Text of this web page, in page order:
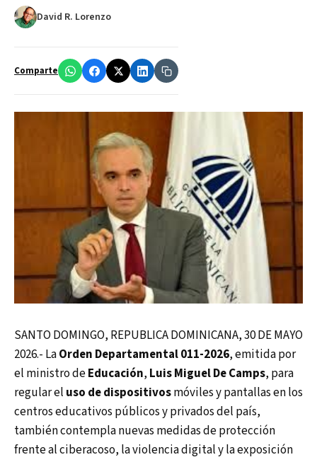
David R. Lorenzo
Comparte
SANTO DOMINGO, REPUBLICA DOMINICANA, 30 DE MAYO
2026.- LaOrden Departamental 011-2026, emitida por
el ministro deEducación, Luis Miguel De Camps, para
regular el uso de dispositivosmóviles y pantallas en los
centros educativos públicos y privados del país,
también contempla nuevas medidas de protección
frente al ciberacoso, la violencia digital y la exposición